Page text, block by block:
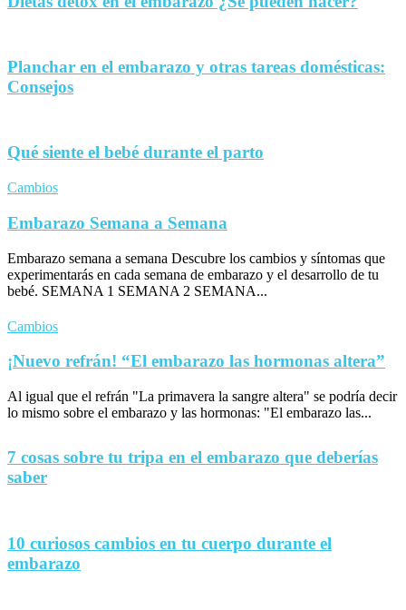
Planchar en el embarazo y otras tareas domésticas:
Consejos
Qué siente el bebé durante el parto
Cambios
Embarazo Semana a Semana
Embarazo semana a semana Descubre los cambios y síntomas que
experimentarás en cada semana de embarazo y el desarrollo de tu
bebé. SEMANA 1 SEMANA 2 SEMANA...
Cambios
¡Nuevo refrán! “El embarazo las hormonas altera”
Al igual que el refrán "La primavera la sangre altera" se podría decir
lo mismo sobre el embarazo y las hormonas: "El embarazo las...
7 cosas sobre tu tripa en el embarazo que deberías
saber
10 curiosos cambios en tu cuerpo durante el
embarazo